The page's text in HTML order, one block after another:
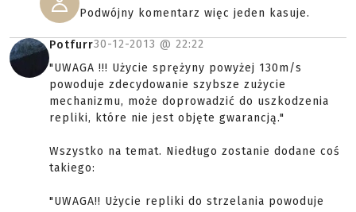
Podwójny komentarz więc jeden kasuje.
Potfurr30-12-2013 @ 22:22
"UWAGA !!! Użycie sprężyny powyżej 130m/s
powoduje zdecydowanie szybsze zużycie
mechanizmu, może doprowadzić do uszkodzenia
repliki, które nie jest objęte gwarancją."
Wszystko na temat. Niedługo zostanie dodane coś
takiego:
"UWAGA!! Użycie repliki do strzelania powoduje